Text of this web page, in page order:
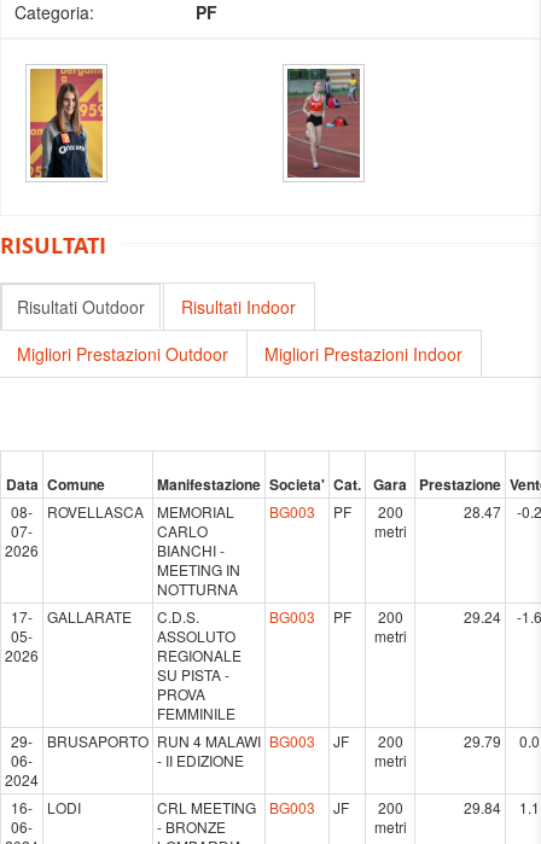
Categoria:
PF
RISULTATI
Risultati Outdoor
Risultati Indoor
Migliori Prestazioni Outdoor
Migliori Prestazioni Indoor
Data Comune Manifestazione Societa' Cat. Gara Prestazione
08-
07-
2026
ROVELLASCA
MEMORIAL
CARLO
BIANCHI -
MEETING IN
NOTTURNA
BG003 PF
200
metri
28.47 -0.2
17-
05-
2026
GALLARATE
C.D.S.
ASSOLUTO
REGIONALE
SU PISTA -
PROVA
FEMMINILE
BG003 PF
200
metri
29.24 -1.6
29-
06-
2024
BRUSAPORTO RUN 4 MALAWI
- II EDIZIONE
BG003 JF
200
metri
29.79 0.0
16-
06-
LODI
CRL MEETING
- BRONZE
BG003 JF
200
metri
29.84 1.1